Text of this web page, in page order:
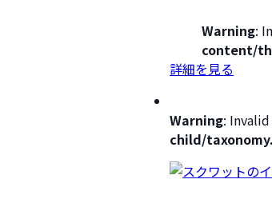
Warning:
content/
詳細を見る
Warning:
child/